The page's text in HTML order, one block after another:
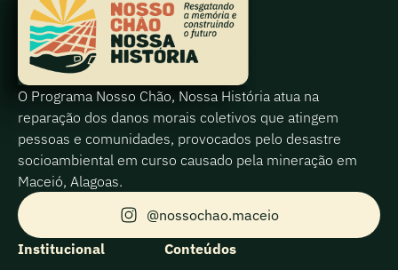
O Programa Nosso Chão, Nossa História atua na
reparação dos danos morais coletivos que atingem
pessoas e comunidades, provocados pelo desastre
socioambiental em curso causado pela mineração em
Maceió, Alagoas.
@nossochao.maceio
Institucional
Conteúdos